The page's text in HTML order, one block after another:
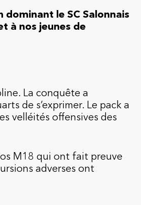
le SC Salonnais
à nos jeunes de
La conquête a
de s’exprimer. Le pack a
velléités offensives des
M18 qui ont fait preuve
adverses ont